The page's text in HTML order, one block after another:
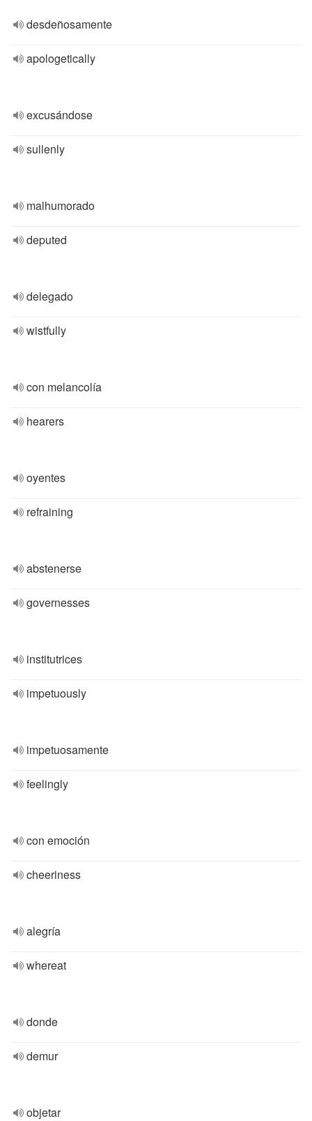
desdeñosamente
apologetically
excusándose
sullenly
malhumorado
deputed
delegado
wistfully
con melancolía
hearers
oyentes
refraining
abstenerse
governesses
institutrices
impetuously
impetuosamente
feelingly
con emoción
cheeriness
alegría
whereat
donde
demur
objetar